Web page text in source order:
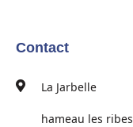
Contact
La Jarbelle
hameau les ribes